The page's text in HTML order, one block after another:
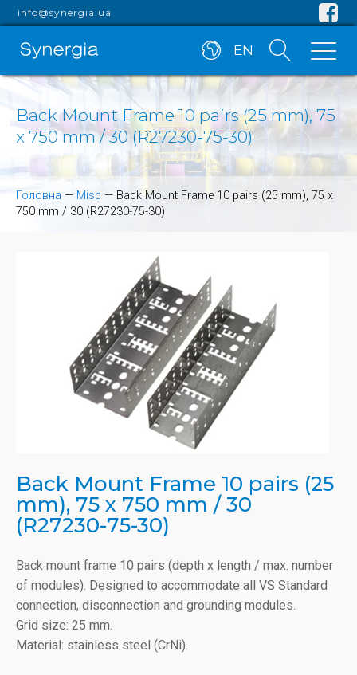
info@synergia.ua
EN
Back Mount Frame 10 pairs (25 mm), 75
x 750 mm / 30 (R27230-75-30)
Головна — Misc — Back Mount Frame 10 pairs (25 mm), 75 x
750 mm / 30 (R27230-75-30)
Back Mount Frame 10 pairs (25
mm), 75 x 750 mm / 30
(R27230-75-30)
Back mount frame 10 pairs (depth x length / max. number
of modules). Designed to accommodate all VS Standard
connection, disconnection and grounding modules.
Grid size: 25 mm.
Material: stainless steel (CrNi).